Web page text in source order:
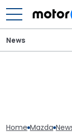
News
Home Mazda